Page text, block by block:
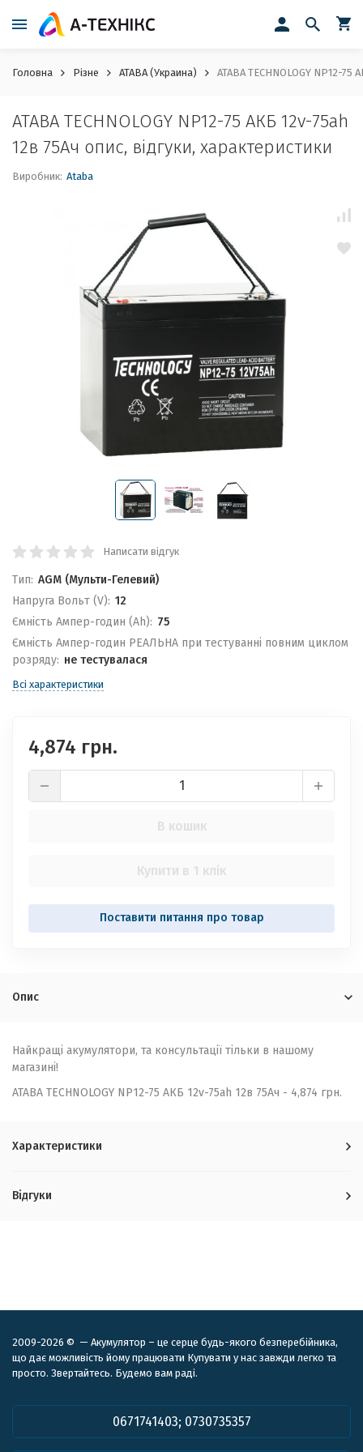
Головна Різне ATABA (Украина) ATABA TECHNOLOGY NP12-75
ATABA TECHNOLOGY NP12-75 АКБ 12v-75ah
12в 75Ач опис, відгуки, характеристики
Виробник: Ataba
Написати відгук
Тип: AGM (Мульти-Гелевий)
Напруга Вольт (V): 12
Ємність Ампер-годин (Ah): 75
Ємність Ампер-годин РЕАЛЬНА при тестуванні повним циклом
розряду: не тестувалася
Всі характеристики
4,874 грн.
В кошик
Купити в 1 клік
Опис
Найкращі акумулятори, та консультації тільки в нашому
магазині!
ATABA TECHNOLOGY NP12-75 АКБ 12v-75ah 12в 75Ач - 4,874 грн.
Характеристики
Відгуки
2009-2026 © — Акумулятор – це серце будь-якого безперебійника,
що дає можливість йому працювати Купувати у нас завжди легко та
просто. Звертайтесь. Будемо вам раді.
0671741403; 0730735357